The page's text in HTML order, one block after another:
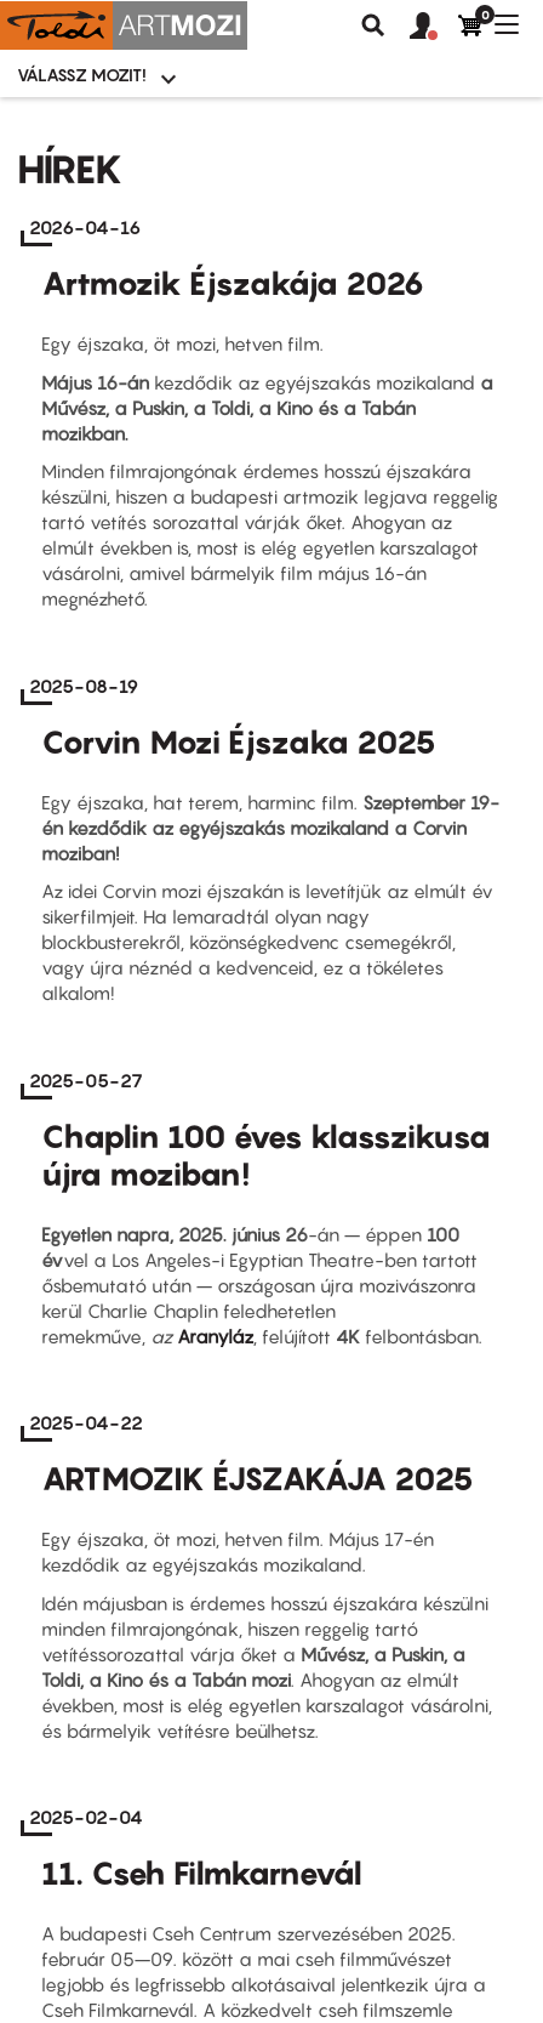
tartalomra
Moziválasztó
menü
VÁLASSZ MOZIT!
Keresés
Felhasználói
fiók
0
HÍREK
2026-04-16
Artmozik Éjszakája 2026
Egy éjszaka, öt mozi, hetven film.
Május 16-án kezdődik az egyéjszakás mozikaland a
Művész, a Puskin, a Toldi, a Kino és a Tabán
mozikban.
Minden filmrajongónak érdemes hosszú éjszakára
készülni, hiszen a budapesti artmozik legjava reggelig
tartó vetítés sorozattal várják őket. Ahogyan az
elmúlt években is, most is elég egyetlen karszalagot
vásárolni, amivel bármelyik film május 16-án
megnézhető.
2025-08-19
Corvin Mozi Éjszaka 2025
Egy éjszaka, hat terem, harminc film. Szeptember 19-
én kezdődik az egyéjszakás mozikaland a Corvin
moziban!
Az idei Corvin mozi éjszakán is levetítjük az elmúlt év
sikerfilmjeit. Ha lemaradtál olyan nagy
blockbusterekről, közönségkedvenc csemegékről,
vagy újra néznéd a kedvenceid, ez a tökéletes
alkalom!
2025-05-27
Chaplin 100 éves klasszikusa
újra moziban!
Egyetlen napra, 2025. június 26-án – éppen 100
évvel a Los Angeles-i Egyptian Theatre-ben tartott
ősbemutató után – országosan újra mozivászonra
kerül Charlie Chaplin feledhetetlen
remekműve, az Aranyláz , felújított 4K felbontásban.
2025-04-22
ARTMOZIK ÉJSZAKÁJA 2025
Egy éjszaka, öt mozi, hetven film. Május 17-én
kezdődik az egyéjszakás mozikaland.
Idén májusban is érdemes hosszú éjszakára készülni
minden filmrajongónak, hiszen reggelig tartó
vetítéssorozattal várja őket a Művész, a Puskin, a
Toldi, a Kino és a Tabán mozi . Ahogyan az elmúlt
években, most is elég egyetlen karszalagot vásárolni,
és bármelyik vetítésre beülhetsz.
2025-02-04
11. Cseh Filmkarnevál
A budapesti Cseh Centrum szervezésében 2025.
február 05–09. között a mai cseh filmművészet
legjobb és legfrissebb alkotásaival jelentkezik újra a
Cseh Filmkarnevál. A közkedvelt cseh filmszemle